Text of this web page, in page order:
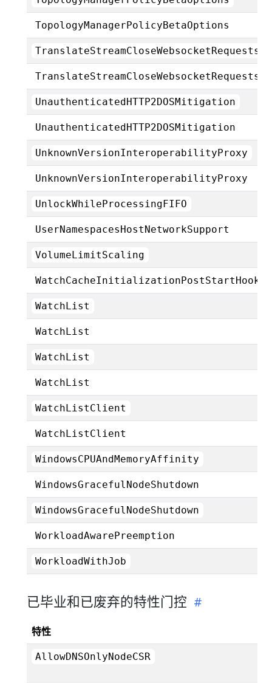
TopologyManagerPolicyBetaOptions
TranslateStreamCloseWebsocketRequests
TranslateStreamCloseWebsocketRequests
UnauthenticatedHTTP2DOSMitigation
UnauthenticatedHTTP2DOSMitigation
UnknownVersionInteroperabilityProxy
UnknownVersionInteroperabilityProxy
UnlockWhileProcessingFIFO
UserNamespacesHostNetworkSupport
VolumeLimitScaling
WatchCacheInitializationPostStartHook
WatchList
WatchList
WatchList
WatchList
WatchListClient
WatchListClient
WindowsCPUAndMemoryAffinity
WindowsGracefulNodeShutdown
WindowsGracefulNodeShutdown
WorkloadAwarePreemption
WorkloadWithJob
已毕业和已废弃的特性门控
特性
AllowDNSOnlyNodeCSR